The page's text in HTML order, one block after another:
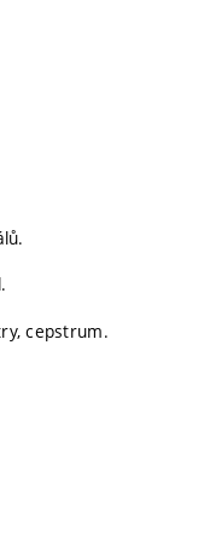
cepstrum.